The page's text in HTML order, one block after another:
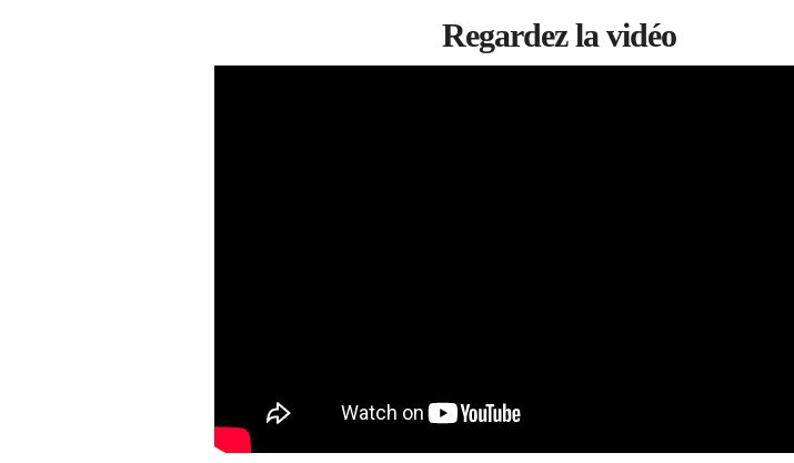
Regardez la vidéo